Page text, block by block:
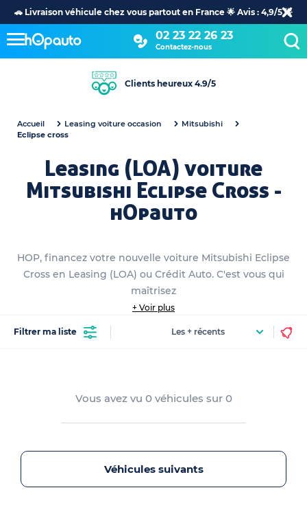
🚗 Livraison véhicule chez vous partout en France 🌟 Avis : 4,9/5 🌟
02 23 22 26 23
Contactez-nous
Clients heureux 4.9/5
Accueil Leasing voiture occasion
Mitsubishi
Eclipse cross
Leasing (LOA) voiture
Mitsubishi Eclipse Cross -
hOpauto
HOP, financez votre nouvelle voiture Mitsubishi Eclipse
Cross en Leasing (LOA) ou Crédit Auto. C'est vous qui
maîtrisez
+ Voir plus
Filtrer ma liste
Vous avez vu 0 véhicules sur 0
Véhicules suivants